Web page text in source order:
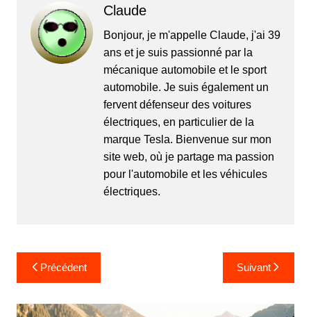
Claude
Bonjour, je m'appelle Claude, j'ai 39
ans et je suis passionné par la
mécanique automobile et le sport
automobile. Je suis également un
fervent défenseur des voitures
électriques, en particulier de la
marque Tesla. Bienvenue sur mon
site web, où je partage ma passion
pour l'automobile et les véhicules
électriques.
Navigation
de
l’article
Précédent Suivant